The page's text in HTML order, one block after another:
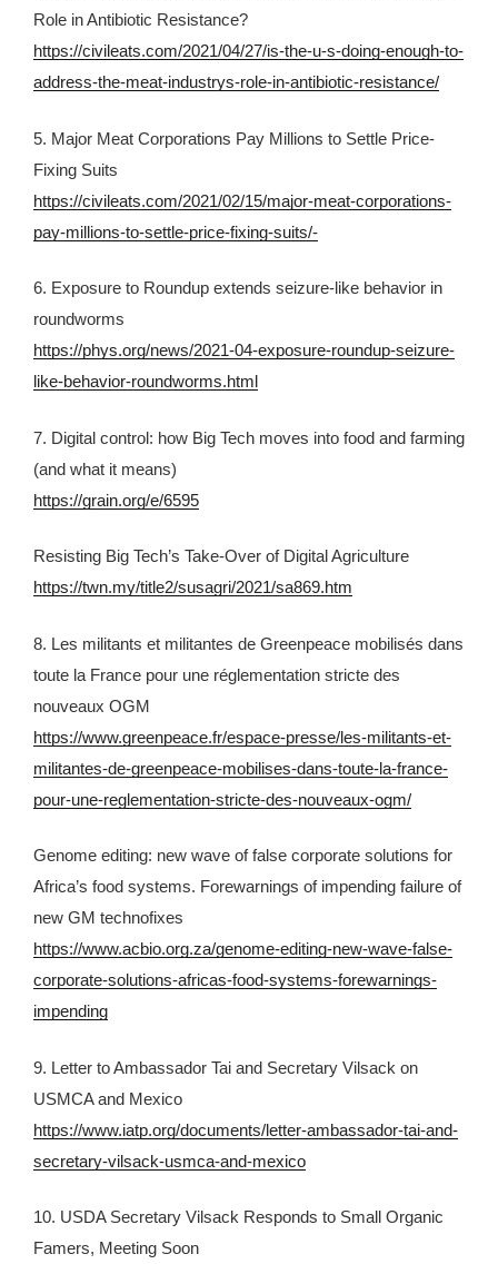
Role in Antibiotic Resistance?
https://civileats.com/2021/04/27/is-the-u-s-doing-enough-to-
address-the-meat-industrys-role-in-antibiotic-resistance/
5. Major Meat Corporations Pay Millions to Settle Price-
Fixing Suits
https://civileats.com/2021/02/15/major-meat-corporations-
pay-millions-to-settle-price-fixing-suits/-
6. Exposure to Roundup extends seizure-like behavior in
roundworms
https://phys.org/news/2021-04-exposure-roundup-seizure-
like-behavior-roundworms.html
7. Digital control: how Big Tech moves into food and farming
(and what it means)
https://grain.org/e/6595
Resisting Big Tech’s Take-Over of Digital Agriculture
https://twn.my/title2/susagri/2021/sa869.htm
8. Les militants et militantes de Greenpeace mobilisés dans
toute la France pour une réglementation stricte des
nouveaux OGM
https://www.greenpeace.fr/espace-presse/les-militants-et-
militantes-de-greenpeace-mobilises-dans-toute-la-france-
pour-une-reglementation-stricte-des-nouveaux-ogm/
Genome editing: new wave of false corporate solutions for
Africa’s food systems. Forewarnings of impending failure of
new GM technofixes
https://www.acbio.org.za/genome-editing-new-wave-false-
corporate-solutions-africas-food-systems-forewarnings-
impending
9. Letter to Ambassador Tai and Secretary Vilsack on
USMCA and Mexico
https://www.iatp.org/documents/letter-ambassador-tai-and-
secretary-vilsack-usmca-and-mexico
10. USDA Secretary Vilsack Responds to Small Organic
Famers, Meeting Soon